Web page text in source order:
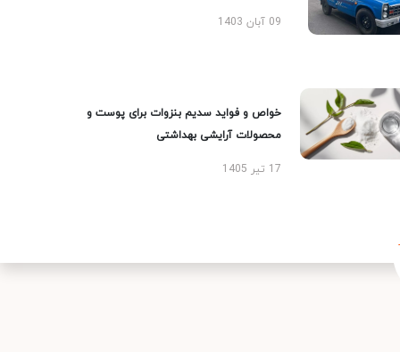
09 آبان 1403
خواص و فواید سدیم بنزوات برای پوست و
محصولات آرایشی بهداشتی
17 تیر 1405